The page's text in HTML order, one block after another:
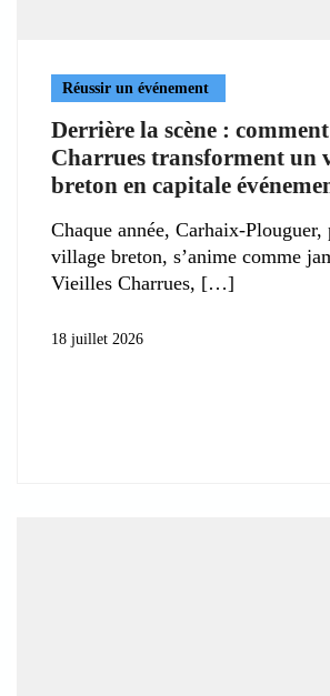
Réussir un événement
Derrière la scène :
Charrues transforment un
breton en capitale
Chaque année, Carhaix-Plouguer,
village breton, s’anime comme
Vieilles Charrues,
18 juillet 2026